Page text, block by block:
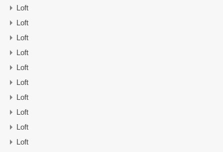
Loft
Loft
Loft
Loft
Loft
Loft
Loft
Loft
Loft
Loft